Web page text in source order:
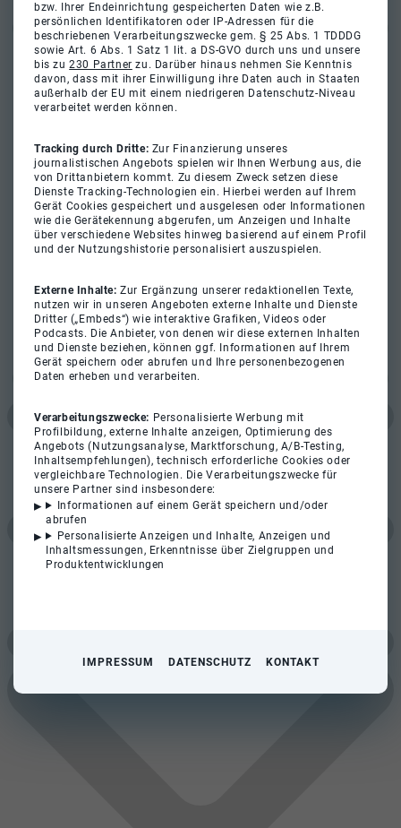
bzw. Ihrer Endeinrichtung gespeicherten Daten wie z.B.
persönlichen Identifikatoren oder IP-Adressen für die
beschriebenen Verarbeitungszwecke gem. § 25 Abs. 1 TDDDG
sowie Art. 6 Abs. 1 Satz 1 lit. a DS-GVO durch uns und unsere
bis zu230 Partner zu. Darüber hinaus nehmen Sie Kenntnis
davon, dass mit ihrer Einwilligung ihre Daten auch in Staaten
außerhalb der EU mit einem niedrigeren Datenschutz-Niveau
verarbeitet werden können.
Tracking durch Dritte: Zur Finanzierung unseres
journalistischen Angebots spielen wir Ihnen Werbung aus, die
von Drittanbietern kommt. Zu diesem Zweck setzen diese
Dienste Tracking-Technologien ein. Hierbei werden auf Ihrem
Gerät Cookies gespeichert und ausgelesen oder Informationen
wie die Gerätekennung abgerufen, um Anzeigen und Inhalte
über verschiedene Websites hinweg basierend auf einem Profil
und der Nutzungshistorie personalisiert auszuspielen.
Externe Inhalte:Zur Ergänzung unserer redaktionellen Texte,
nutzen wir in unseren Angeboten externe Inhalte und Dienste
Dritter („Embeds“) wie interaktive Grafiken, Videos oder
Podcasts. Die Anbieter, von denen wir diese externen Inhalten
und Dienste beziehen, können ggf. Informationen auf Ihrem
Gerät speichern oder abrufen und Ihre personenbezogenen
Daten erheben und verarbeiten.
Verarbeitungszwecke: Personalisierte Werbung mit
Profilbildung, externe Inhalte anzeigen, Optimierung des
Angebots (Nutzungsanalyse, Marktforschung, A/B-Testing,
Inhaltsempfehlungen), technisch erforderliche Cookies oder
vergleichbare Technologien. Die Verarbeitungszwecke für
unsere Partner sind insbesondere:
Informationen auf einem Gerät speichern und/oder
abrufen
Personalisierte Anzeigen und Inhalte, Anzeigen und
Inhaltsmessungen, Erkenntnisse über Zielgruppen und
Produktentwicklungen
IMPRESSUM DATENSCHUTZ KONTAKT